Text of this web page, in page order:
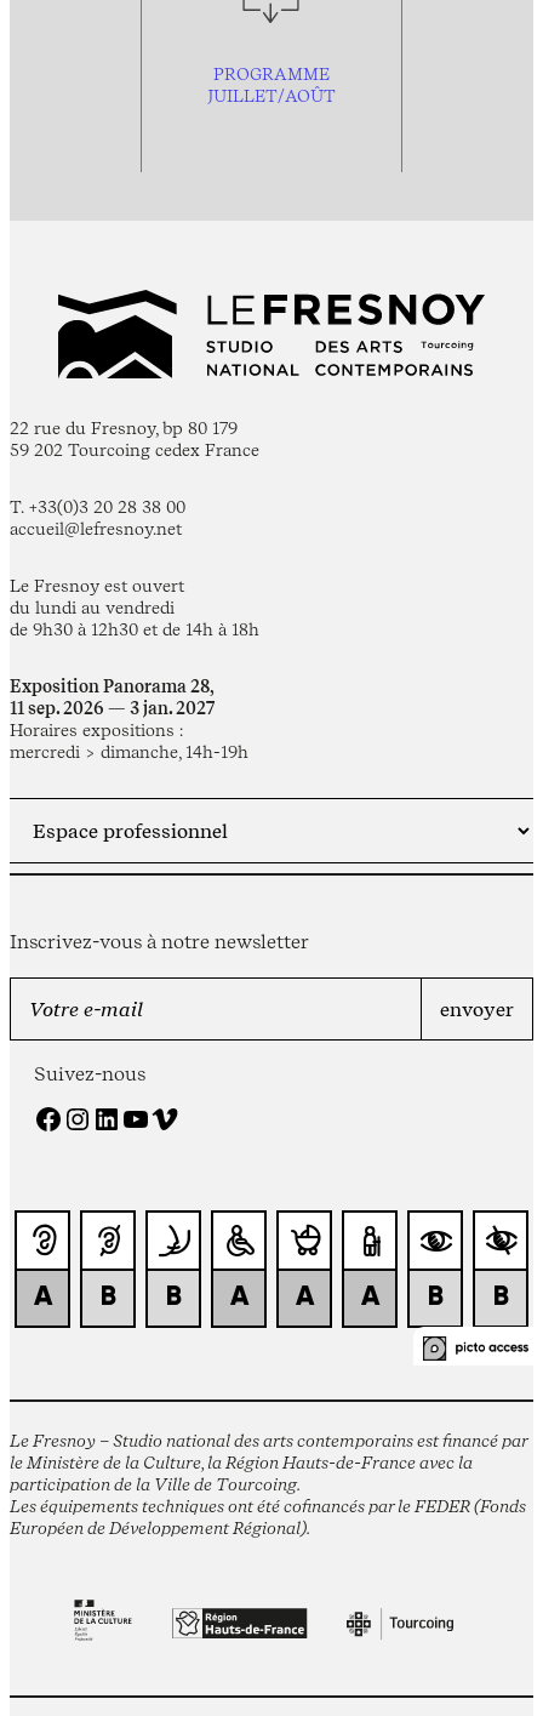
PROGRAMME
JUILLET/AOÛT
22 rue du Fresnoy, bp 80 179
59 202 Tourcoing cedex France
T. +33(0)3 20 28 38 00
accueil@lefresnoy.net
Le Fresnoy est ouvert
du lundi au vendredi
de 9h30 à 12h30 et de 14h à 18h
Exposition Panorama 28,
11 sep. 2026 — 3 jan. 2027
Horaires expositions :
mercredi > dimanche, 14h-19h
Inscrivez-vous à notre newsletter
Suivez-nous
Facebook Instagram LinkedIn YouTube Vimeo
Le Fresnoy – Studio national des arts contemporains est financé par
le Ministère de la Culture, la Région Hauts-de-France avec la
participation de la Ville de Tourcoing.
Les équipements techniques ont été cofinancés par le FEDER (Fonds
Européen de Développement Régional).